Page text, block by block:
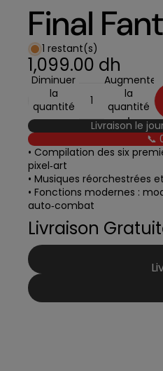
Final
1 restant(s)
1,099.00 dh
Diminuer
la
quantité
Augmenter
la
quantité
Livraison le
📞
• Compilation des six
pixel‑art
• Musiques réorchestrées
• Fonctions modernes :
auto‑combat
Livraison